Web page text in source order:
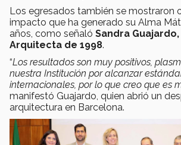
Los egresados también se mostraron
impacto que ha generado su Alma
años, como señaló Sandra Guajardo,
Arquitecta de 1998.
“Los resultados son muy positivos,
nuestra Institución por alcanzar
internacionales, por lo que creo que es
manifestó Guajardo, quien abrió un
arquitectura en Barcelona.